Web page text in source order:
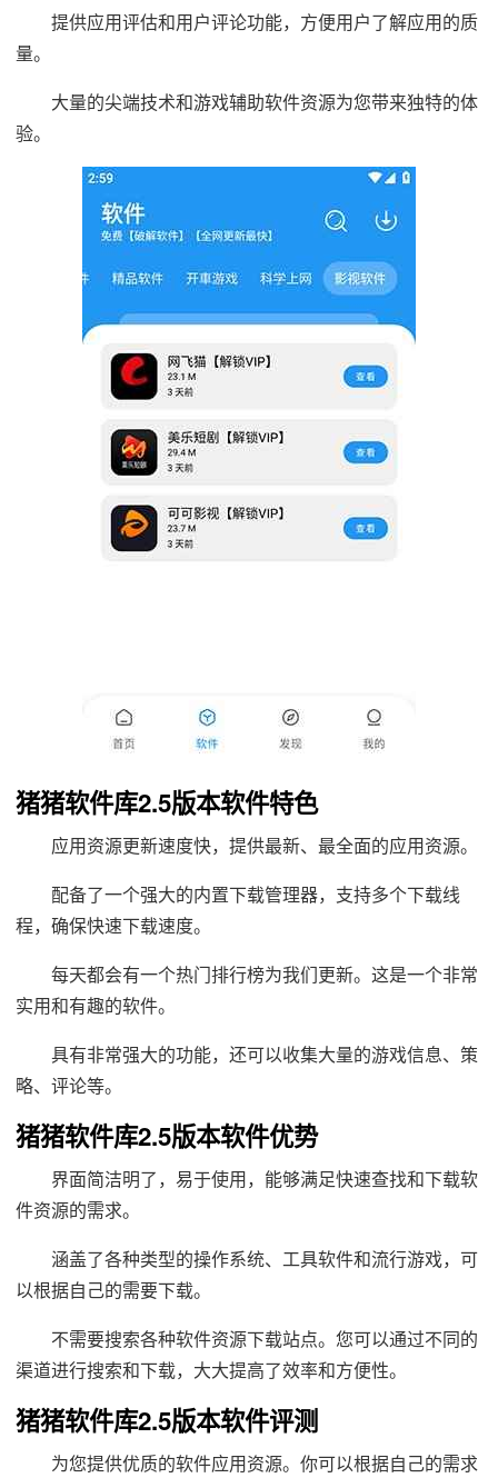
提供应用评估和用户评论功能，方便用户了解应用的质
量。
大量的尖端技术和游戏辅助软件资源为您带来独特的体
验。
猪猪软件库2.5版本软件特色
应用资源更新速度快，提供最新、最全面的应用资源。
配备了一个强大的内置下载管理器，支持多个下载线
程，确保快速下载速度。
每天都会有一个热门排行榜为我们更新。这是一个非常
实用和有趣的软件。
具有非常强大的功能，还可以收集大量的游戏信息、策
略、评论等。
猪猪软件库2.5版本软件优势
界面简洁明了，易于使用，能够满足快速查找和下载软
件资源的需求。
涵盖了各种类型的操作系统、工具软件和流行游戏，可
以根据自己的需要下载。
不需要搜索各种软件资源下载站点。您可以通过不同的
渠道进行搜索和下载，大大提高了效率和方便性。
猪猪软件库2.5版本软件评测
为您提供优质的软件应用资源。你可以根据自己的需求